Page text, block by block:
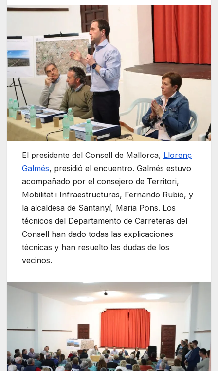
El presidente del Consell de Mallorca, Llorenç
Galmés, presidió el encuentro. Galmés estuvo
acompañado por el consejero de Territori,
Mobilitat i Infraestructuras, Fernando Rubio, y
la alcaldesa de Santanyí, Maria Pons. Los
técnicos del Departamento de Carreteras del
Consell han dado todas las explicaciones
técnicas y han resuelto las dudas de los
vecinos.